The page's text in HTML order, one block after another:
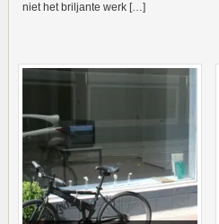
niet het briljante werk […]